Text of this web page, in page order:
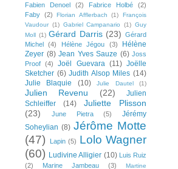
Fabien Denoel
(2) Fabrice Holbé
(2)
Faby (2) Florian Afflerbach (1)
François
Vaudour (1) Gabriel Campanario (1) Guy
Moll (1) Gérard Darris (23) Gérard
Michel
(4) Hélène Jégou (3)
Hélène
Zeyer (8) Jean Yves Sauze (6) Joss
Proof
(4) Joël Guevara (11) Joëlle
Sketcher (6) Judith Alsop Miles (14)
Julie Blaquie
(10) Julie Dautel (1)
Julien Revenu (22)
Julien
Schleiffer
(14)
Juliette Plisson
(23)
June Pietra (5)
Jérémy
Soheylian (8) Jérôme Motte
(47)
Lapin (5) Lolo Wagner
(60) Ludivine Alligier (10) Luis Ruiz
(2)
Marine Jambeau (3) Martine